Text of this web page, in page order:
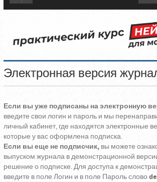
Электронная версия
Если вы уже подписаны на электронную
введите свои логин и пароль и мы
личный кабинет, где находятся электронные
которые у вас оформлена подписка.
Если вы еще не подписчик, вы можете
выпуском журнала в демонстрационной
решение о подписке. Для доступа к
введите в поле Логин и в поле Пароль слово